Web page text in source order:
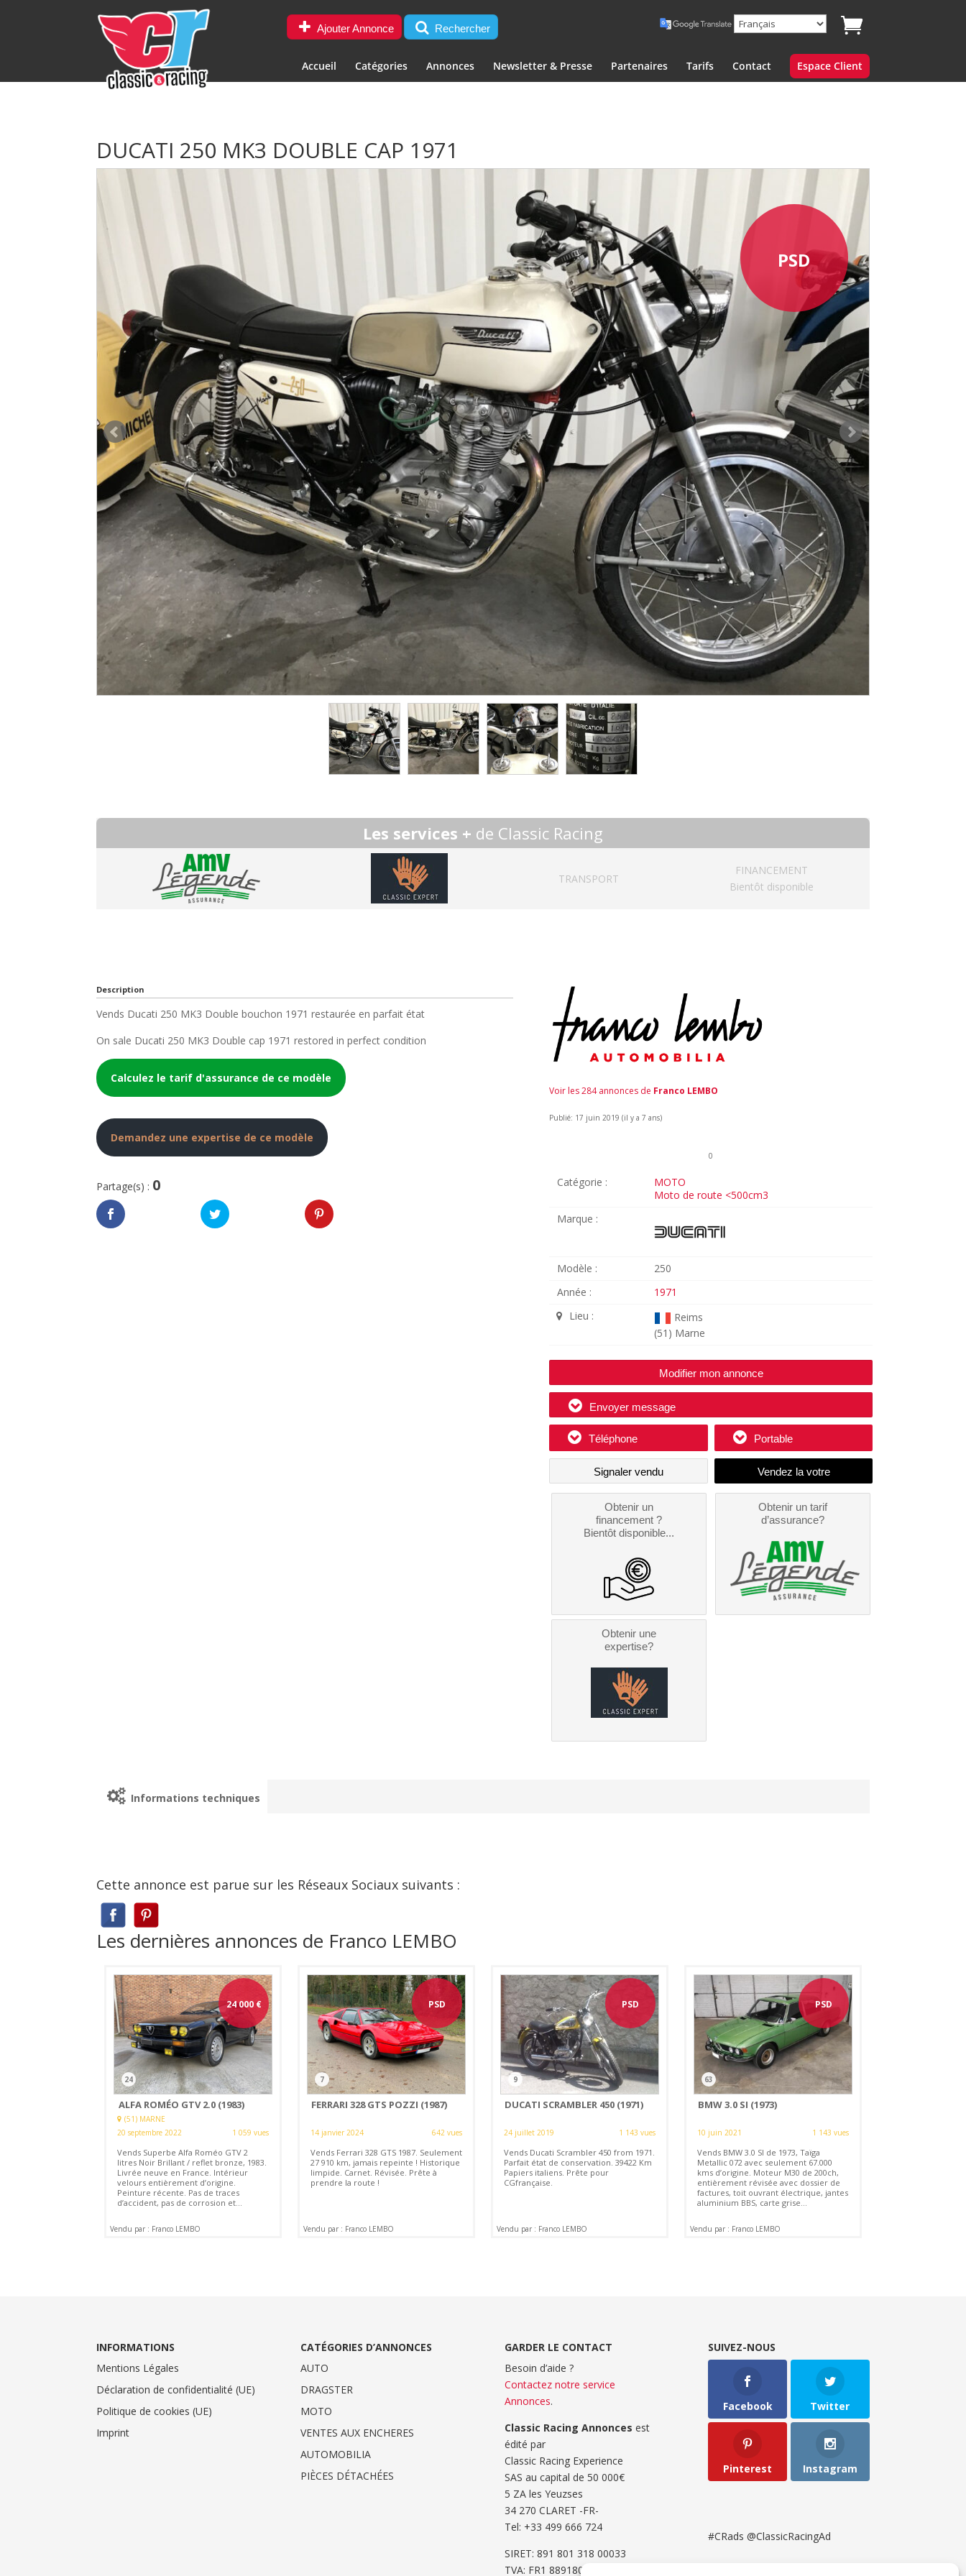
Ajouter Annonce Rechercher
Accueil Catégories Annonces Newsletter & Presse Partenaires Tarifs Contact Espace Client
DUCATI 250 MK3 DOUBLE CAP 1971
PSD
Les services + de Classic Racing
TRANSPORT
FINANCEMENT
Bientôt disponible
Description
Vends Ducati 250 MK3 Double bouchon 1971 restaurée en parfait état
On sale Ducati 250 MK3 Double cap 1971 restored in perfect condition
Calculez le tarif d'assurance de ce modèle
Demandez une expertise de ce modèle
Partage(s) : 0
Voir les 284 annonces de Franco LEMBO
Publié: 17 juin 2019 (il y a 7 ans)
0
Catégorie :
MOTO
Moto de route <500cm3
Marque :
Modèle :
250
Année :
1971
Lieu :
Reims
(51) Marne
Modifier mon annonce
Envoyer message
Téléphone Portable
Signaler vendu
Obtenir un
financement ?
Bientôt disponible...
Obtenir un tarif
d’assurance?
Obtenir une
expertise?
Informations techniques
Cette annonce est parue sur les Réseaux Sociaux suivants :
Les dernières annonces de Franco LEMBO
24 000€
24
ALFA ROMÉO GTV 2.0 (1983)
(51) MARNE
20 septembre 2022
1 059 vues
Vends Superbe Alfa Roméo GTV 2
litres Noir Brillant / reflet bronze, 1983.
Livrée neuve en France. Intérieur
velours entièrement d’origine.
Peinture récente. Pas de traces
d’accident, pas de corrosion et...
Vendu par : Franco LEMBO
PSD
7
FERRARI 328 GTS POZZI (1987)
14 janvier 2024 642 vues
Vends Ferrari 328 GTS 1987. Seulement
27 910 km, jamais repeinte ! Historique
limpide. Carnet. Révisée. Prête à
prendre la route !
Vendu par : Franco LEMBO
PSD
9
DUCATI SCRAMBLER 450 (1971)
24 juillet 2019 1 143 vues
Vends Ducati Scrambler 450 from 1971.
Parfait état de conservation. 39422 Km
Papiers italiens. Prête pour
CGfrançaise.
Vendu par : Franco LEMBO
PSD
63
BMW 3.0 SI (1973)
10 juin 2021 1 143 vues
Vends BMW 3.0 SI de 1973, Taïga
Metallic 072 avec seulement 67.000
kms d’origine. Moteur M30 de 200ch,
entièrement révisée avec dossier de
factures, toit ouvrant électrique, jantes
aluminium BBS, carte grise...
Vendu par : Franco LEMBO
INFORMATIONS
Mentions Légales
Déclaration de confidentialité (UE)
Politique de cookies (UE)
Imprint
CATÉGORIES D’ANNONCES
AUTO
DRAGSTER
MOTO
VENTES AUX ENCHERES
AUTOMOBILIA
PIÈCES DÉTACHÉES
GARDER LE CONTACT
Besoin d’aide ?
Contactez notre service
Annonces.
Classic Racing Annonces est
édité par
Classic Racing Experience
SAS au capital de 50 000€
5 ZA les Yeuzses
34 270 CLARET -FR-
Tel: ‭+33 499 666 724‬
SIRET: 891 801 318 00033
TVA: FR1 8891801318
SUIVEZ-NOUS
Facebook Twitter
Pinterest Instagram
#CRads @ClassicRacingAd